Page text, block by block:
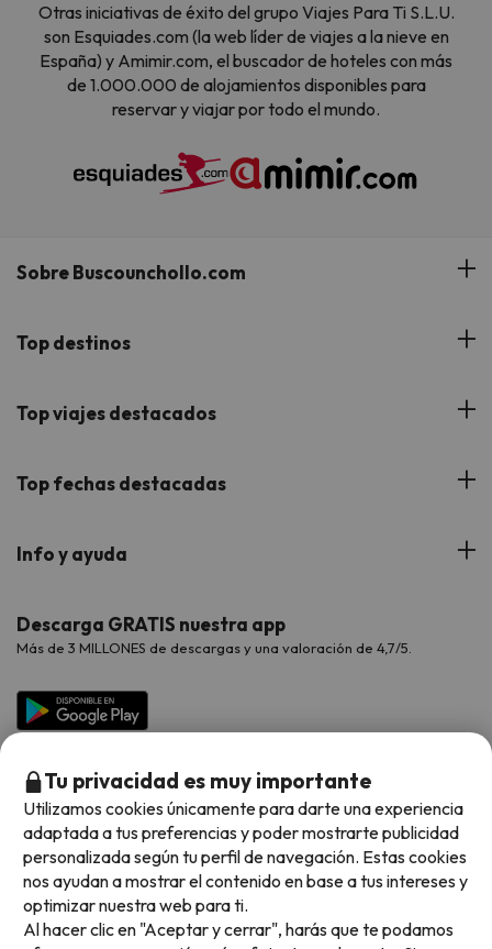
Otras iniciativas de éxito del grupo Viajes Para Ti S.L.U.
son Esquiades.com (la web líder de viajes a la nieve en
España) y Amimir.com, el buscador de hoteles con más
de 1.000.000 de alojamientos disponibles para
reservar y viajar por todo el mundo.
Sobre Buscounchollo.com
¿Quiénes somos?
Buscounchollo en los medios
Proveedores
Viajes para grupos
Top destinos
Hoteles Andalucía
Hoteles Cataluña
Hoteles Galicia
Hoteles Salou
Top viajes destacados
Viajes con Niños
Viajes de Novios
Chollos con Todo Incluido
Chollos en la playa
Hoteles con toboganes
Selección de la Newsletter
Los favoritos de nuestros clientes
Top fechas destacadas
Verano
Vacaciones en Agosto
Vacaciones en Octubre
Vacaciones en Noviembre
Info y ayuda
Contáctanos
Preguntas frecuentes
Descarga GRATIS nuestra app
Más de 3 MILLONES de descargas y una valoración de 4,7/5.
Métodos de pago disponibles
Tu privacidad es muy importante
Utilizamos cookies únicamente para darte una experiencia
adaptada a tus preferencias y poder mostrarte publicidad
personalizada según tu perfil de navegación. Estas cookies
nos ayudan a mostrar el contenido en base a tus intereses y
optimizar nuestra web para ti.
Al hacer clic en "Aceptar y cerrar", harás que te podamos